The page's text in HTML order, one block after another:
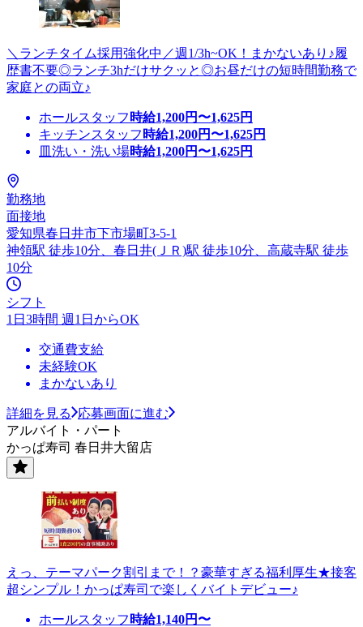
＼ランチタイム採用強化中／週1/3h~OK！まかないあり♪履
歴書不要◎ランチ3hだけサクッと◎お昼だけの短時間勤務で
家庭との両立♪
ホールスタッフ 時給1,200円〜1,625円
キッチンスタッフ 時給1,200円〜1,625円
皿洗い・洗い場時給1,200円〜1,625円
勤務地
面接地
愛知県春日井市下市場町3-5-1
神領駅 徒歩10分、春日井(ＪＲ)駅 徒歩10分、高蔵寺駅 徒歩
10分
シフト
1日3時間 週1日からOK
交通費支給
未経験OK
まかないあり
詳細を見る
応募画面に進む
アルバイト・パート
かっぱ寿司 春日井大留店
えっ、テーマパーク割引まで！？豪華すぎる福利厚生★接客
超シンプル！かっぱ寿司で楽しくバイトデビュー♪
ホールスタッフ 時給1,140円〜